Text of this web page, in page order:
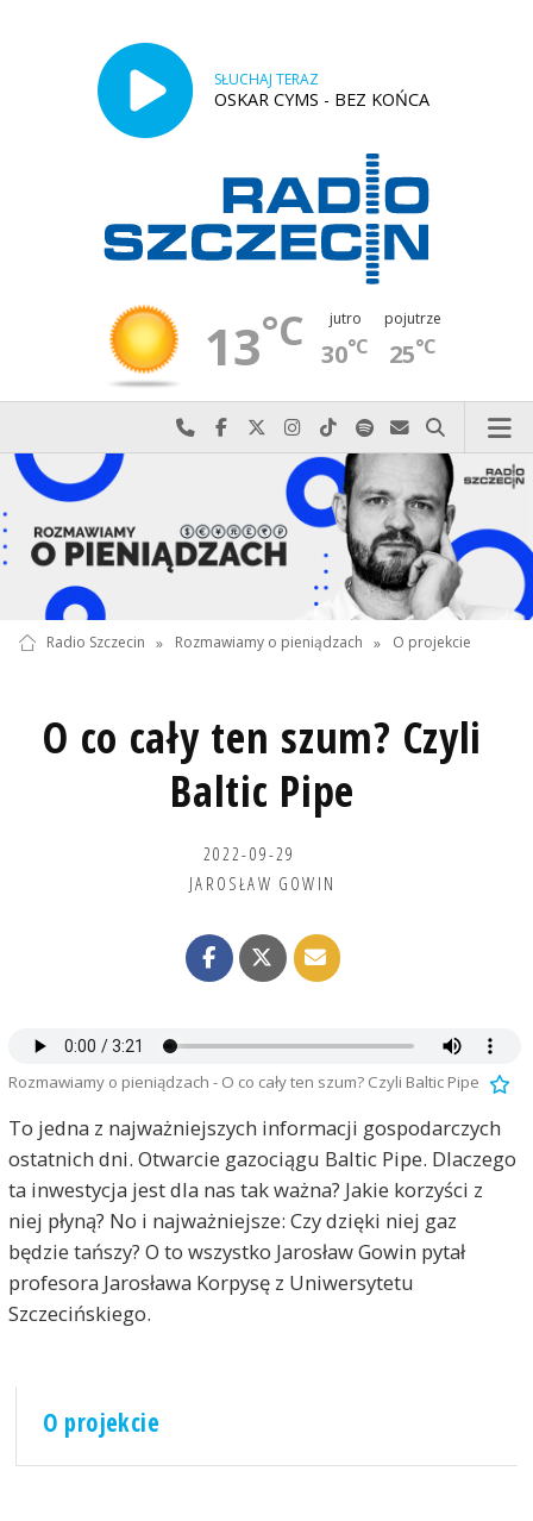
SŁUCHAJ TERAZ
OSKAR CYMS - BEZ KOŃCA
13°C jutro
30°C
pojutrze
25°C
Najlepiej po prostu do nas zadzwoń
Odwiedź nas na Facebook-u
Odwiedź nas na X
Odwiedź nas na Instagram-ie
Odwiedź nas na TikTok-u
Szukaj nas na Spotify
Wyślij do nas
Szukaj
Radio Szczecin » Rozmawiamy o pieniądzach » O projekcie
O co cały ten szum? Czyli
Baltic Pipe
2022-09-29
JAROSŁAW GOWIN
Rozmawiamy o pieniądzach - O co cały ten szum? Czyli Baltic Pipe
To jedna z najważniejszych informacji gospodarczych
ostatnich dni. Otwarcie gazociągu Baltic Pipe. Dlaczego
ta inwestycja jest dla nas tak ważna? Jakie korzyści z
niej płyną? No i najważniejsze: Czy dzięki niej gaz
będzie tańszy? O to wszystko Jarosław Gowin pytał
profesora Jarosława Korpysę z Uniwersytetu
Szczecińskiego.
O projekcie